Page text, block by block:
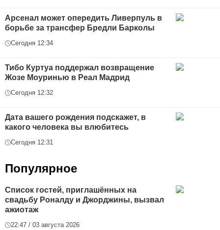
Арсенал может опередить Ливерпуль в
борьбе за трансфер Бредли Барколы
Сегодня 12:34
Тибо Куртуа поддержал возвращение
Жозе Моуринью в Реал Мадрид
Сегодня 12:32
Дата вашего рождения подскажет, в
какого человека вы влюбитесь
Сегодня 12:31
Популярное
Список гостей, приглашённых на
свадьбу Роналду и Джорджины, вызвал
ажиотаж
22:47 / 03 августа 2026